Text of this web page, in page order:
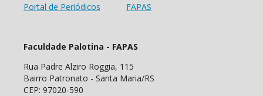
Portal de Periódicos FAPAS
Faculdade Palotina - FAPAS
Rua Padre Alziro Roggia, 115
Bairro Patronato - Santa Maria/RS
CEP: 97020-590